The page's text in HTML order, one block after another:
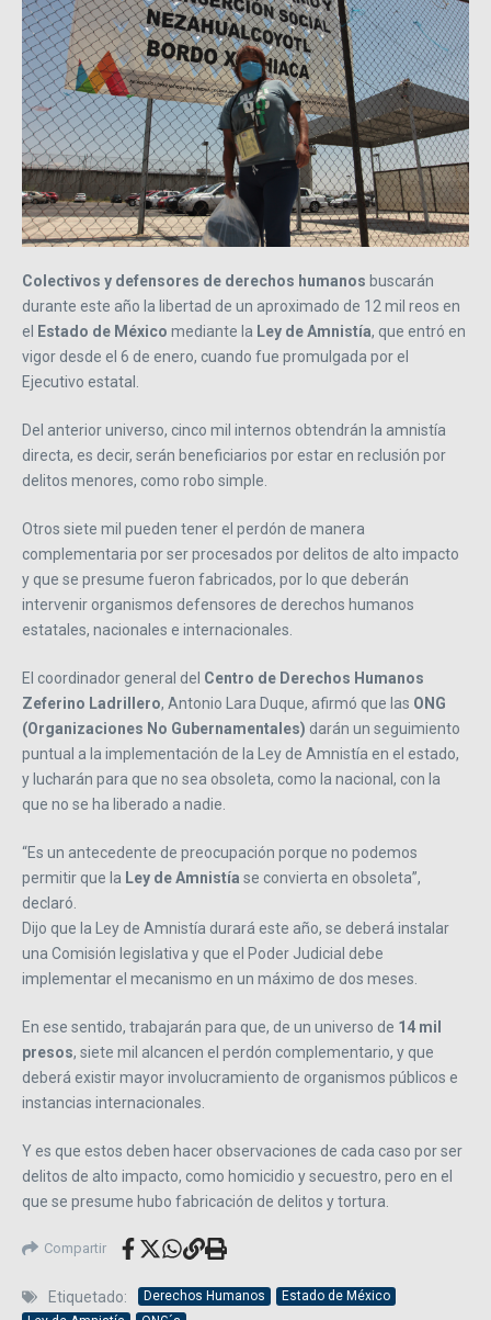
Colectivos y defensores de derechos humanos buscarán
durante este año la libertad de un aproximado de 12 mil reos en
el Estado de México mediante la Ley de Amnistía, que entró en
vigor desde el 6 de enero, cuando fue promulgada por el
Ejecutivo estatal.
Del anterior universo, cinco mil internos obtendrán la amnistía
directa, es decir, serán beneficiarios por estar en reclusión por
delitos menores, como robo simple.
Otros siete mil pueden tener el perdón de manera
complementaria por ser procesados por delitos de alto impacto
y que se presume fueron fabricados, por lo que deberán
intervenir organismos defensores de derechos humanos
estatales, nacionales e internacionales.
El coordinador general del Centro de Derechos Humanos
Zeferino Ladrillero, Antonio Lara Duque, afirmó que las ONG
(Organizaciones No Gubernamentales) darán un seguimiento
puntual a la implementación de la Ley de Amnistía en el estado,
y lucharán para que no sea obsoleta, como la nacional, con la
que no se ha liberado a nadie.
“Es un antecedente de preocupación porque no podemos
permitir que la Ley de Amnistía se convierta en obsoleta”,
declaró.
Dijo que la Ley de Amnistía durará este año, se deberá instalar
una Comisión legislativa y que el Poder Judicial debe
implementar el mecanismo en un máximo de dos meses.
En ese sentido, trabajarán para que, de un universo de 14 mil
presos, siete mil alcancen el perdón complementario, y que
deberá existir mayor involucramiento de organismos públicos e
instancias internacionales.
Y es que estos deben hacer observaciones de cada caso por ser
delitos de alto impacto, como homicidio y secuestro, pero en el
que se presume hubo fabricación de delitos y tortura.
Compartir
Etiquetado: Derechos Humanos
Estado de México